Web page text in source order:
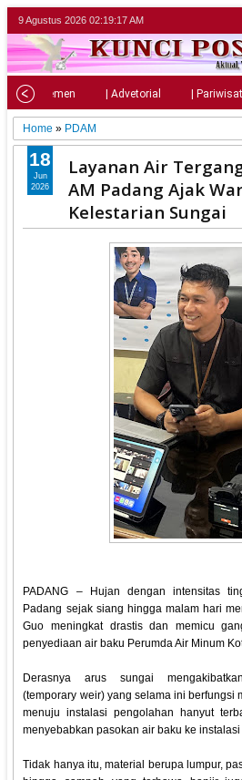
9 Agustus 2026 02:19:19 AM
| Parlemen | Advetorial |
Home » PDAM
Layanan Air
AM Padang Ajak
Kelestarian Sungai
PADANG – Hujan dengan intensitas
Padang sejak siang hingga malam hari
Guo meningkat drastis dan memicu
penyediaan air baku Perumda Air Minum
Derasnya arus sungai
(temporary weir) yang selama ini berfungsi
menuju instalasi pengolahan hanyut
menyebabkan pasokan air baku ke
Tidak hanya itu, material berupa lumpur,
18
Jun
2026